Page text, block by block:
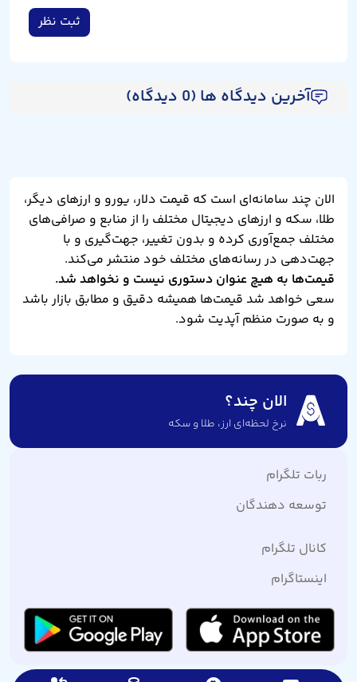
ثبت نظر
آخرین دیدگاه ها (0 دیدگاه)
الان چند سامانه‌ای است که قیمت دلار، یورو و ارزهای دیگر،
طلا، سکه و ارزهای دیجیتال مختلف را از منابع و صرافی‌های
مختلف جمع‌آوری کرده و بدون تغییر، جهت‌گیری و با
جهت‌دهی در رسانه‌های مختلف خود منتشر می‌کند.
قیمت‌ها به هیچ عنوان دستوری نیست و نخواهد شد.
سعی خواهد شد قیمت‌ها همیشه دقیق و مطابق بازار باشد
و به صورت منظم آپدیت شود.
الان چند؟
نرخ لحظه‌ای ارز،‌ طلا و سکه
ربات تلگرام
توسعه دهندگان
کانال تلگرام
اینستاگرام